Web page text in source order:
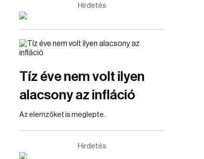
Hirdetés
Tíz éve nem volt ilyen
alacsony az infláció
Az elemzőket is meglepte.
Hirdetés